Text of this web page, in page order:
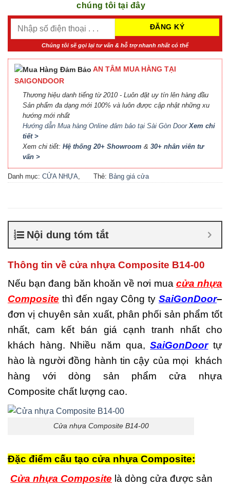
chúng tôi tại đây
Chúng tôi sẽ gọi lại tư vấn & hỗ trợ nhanh nhất có thể
AN TÂM MUA HÀNG TẠI
SAIGONDOOR
Thương hiệu danh tiếng từ 2010 - Luôn đặt uy tín lên hàng đầu
Sản phẩm đa dạng mới 100% và luôn được cập nhật những xu
hướng mới nhất
Hướng dẫn Mua hàng Online đảm bảo tại Sài Gòn DoorXem chi
tiết >
Xem chi tiết: Hệ thống 20+ Showroom & 30+ nhân viên tư
vấn >
Danh mục: CỬA NHỰA,
Thẻ: Bảng giá cửa
nhiêu
là gì,
TPHCM,Cửa nhựa gỗ
Đánh giá cửa nhựa
composite
Địa chỉ bán cửa
Nhược điểm của nhựa
composite
Nơi bán cửa
nhựa Composite,
cửa nhựa Composite uy tín
Sản xuất cửa nhựa
Nội dung tóm tắt
Thông tin về cửa nhựa Composite B14-00
Nếu bạn đang băn khoăn về nơi mua cửa nhựa
Composite thì đến ngay Công ty SaiGonDoor–
đơn vị chuyên sản xuất, phân phối sản phẩm tốt
nhất, cam kết bán giá cạnh tranh nhất cho
khách hàng. Nhiều năm qua,SaiGonDoortự
hào là người đồng hành tin cậy của mọi khách
hàng với dòng sản phẩm cửa nhựa
Composite chất lượng cao.
Cửa nhựa Composite B14-00
Đặc điểm cấu tạo cửa nhựa Composite:
Cửa nhựa Composite là dòng cửa được sản